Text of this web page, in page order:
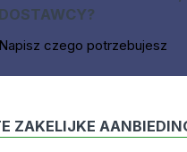
DOSTAWCY?
Napisz czego potrzebujesz
ZAKELIJKE